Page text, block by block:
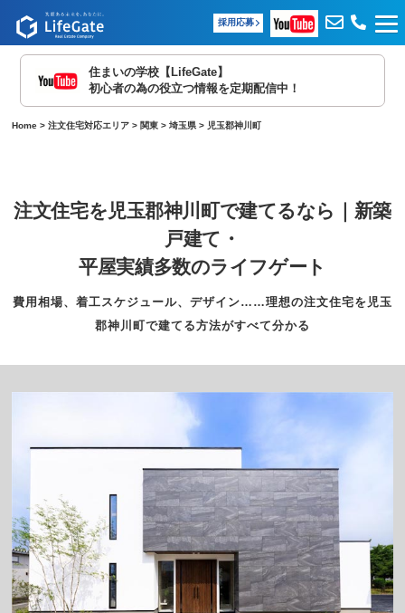
採用応募
住まいの学校【LifeGate】
初心者の為の役立つ情報を定期配信中！
Home >注文住宅対応エリア > 関東 >埼玉県 > 児玉郡神川町
注文住宅を児玉郡神川町で建てるなら｜新築
戸建て・
平屋実績多数のライフゲート
費用相場、着工スケジュール、デザイン……理想の注文住宅を児玉
郡神川町で建てる方法がすべて分かる